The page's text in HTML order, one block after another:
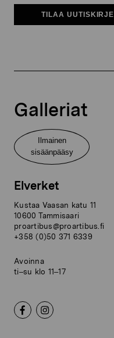
TILAA UUTISKIRJE
Galleriat
Ilmainen
sisäänpääsy
Elverket
Kustaa Vaasan katu 11
10600 Tammisaari
proartibus@proartibus.fi
+358 (0)50 371 6339
Avoinna
ti–su klo 11–17